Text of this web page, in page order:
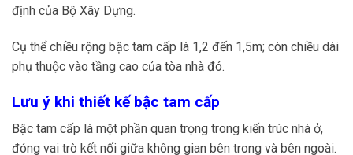
định của Bộ Xây Dựng.
Cụ thể chiều rộng bậc tam cấp là 1,2 đến 1,5m; còn chiều dài
phụ thuộc vào tầng cao của tòa nhà đó.
Lưu ý khi thiết kế bậc tam cấp
Bậc tam cấp là một phần quan trọng trong kiến trúc nhà ở,
đóng vai trò kết nối giữa không gian bên trong và bên ngoài.